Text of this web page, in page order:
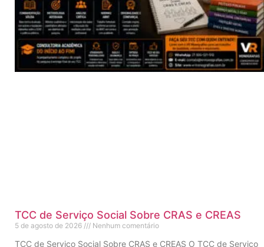
TCC de Serviço Social Sobre CRAS e CREAS
5 de agosto de 2026 Nenhum comentário
TCC de Serviço Social Sobre CRAS e CREAS O TCC de Serviço